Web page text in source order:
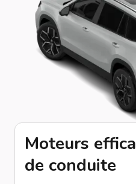
Moteurs
de conduite